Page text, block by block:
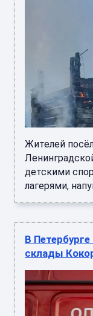
Жителей
детскими
лагерями,
В
склады